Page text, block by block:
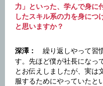
力」といった、学んで身に
したスキル系の力を身につ
と思いますか？
深澤：
繰り返しやって習
す。先ほど僕が社長になっ
とお伝えしましたが、実は
服するためにやっていたと